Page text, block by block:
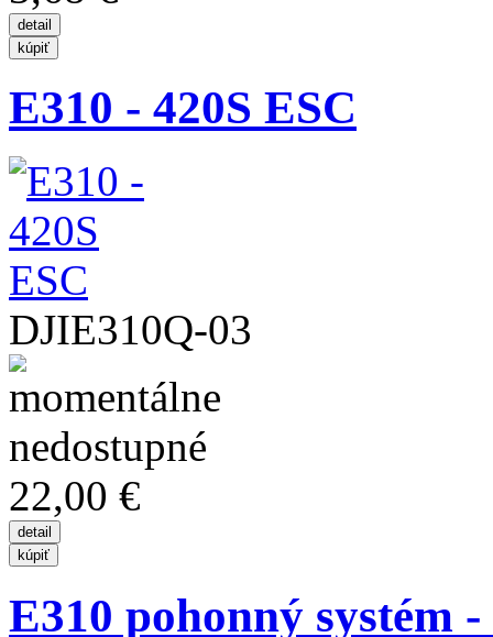
E310 - 420S ESC
DJIE310Q-03
22,00 €
E310 pohonný systém -